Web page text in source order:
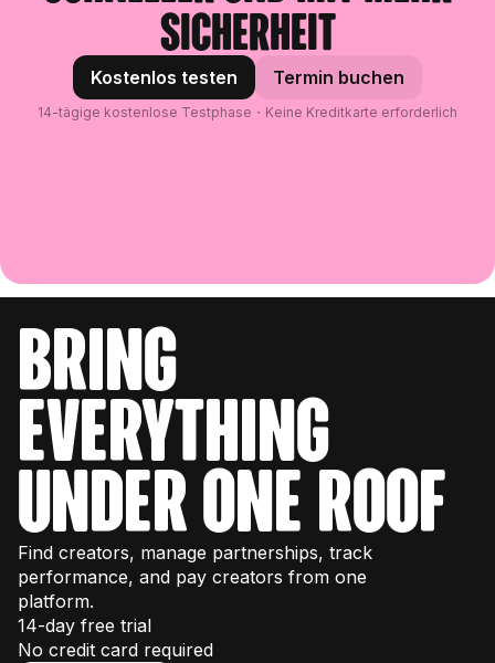
Sicherheit
Kostenlos testen Termin buchen
14-tägige kostenlose Testphase・Keine Kreditkarte erforderlich
bring
everything
under one roof
Find creators, manage partnerships, track
performance, and pay creators from one
platform.
14-day free trial
No credit card required